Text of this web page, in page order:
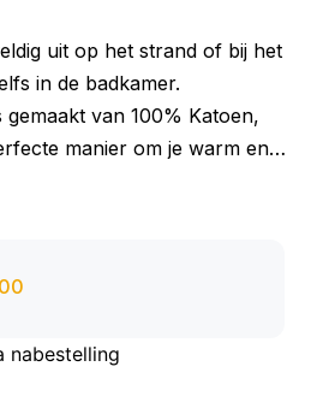
uit op het strand of bij het
in de badkamer.
gemaakt van 100% Katoen,
manier om je warm en
nabestelling